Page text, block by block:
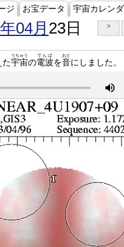
ジ お宝データ 宇宙カレン
04月 23日 >
た宇宙
うちゅう
の電波
でんぱ
を音
おと
にしました。